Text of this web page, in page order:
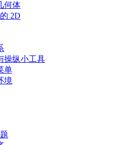
何体
2D
操纵小工具
单
境